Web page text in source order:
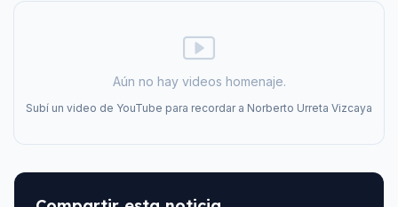
Aún no hay videos homenaje.
Subí un video de YouTube para recordar a Norberto Urreta Vizcaya